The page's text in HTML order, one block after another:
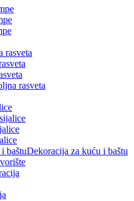
rasveta
rasveta
Dekoracija za kuću i baštu